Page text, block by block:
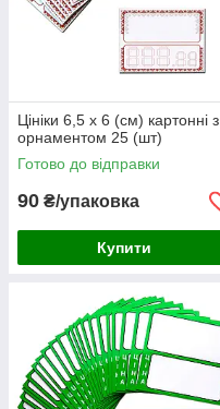
Цініки 6,5 х 6 (см) картонні з
орнаментом 25 (шт)
Готово до відправки
90 ₴/упаковка
Купити